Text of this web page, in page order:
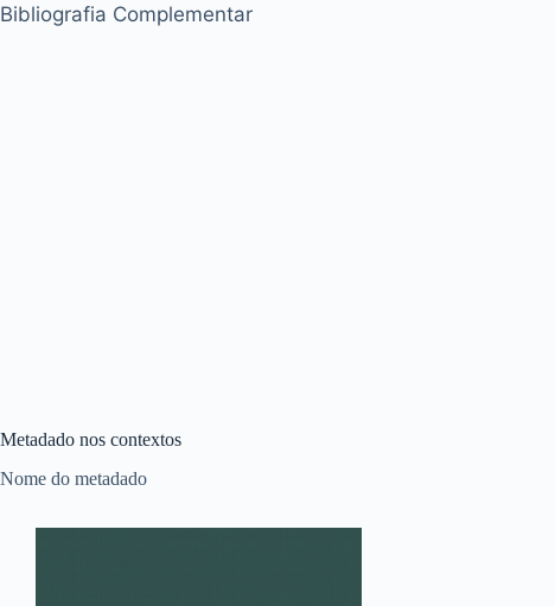
Bibliografia Complementar
Metadado nos contextos
Nome do metadado